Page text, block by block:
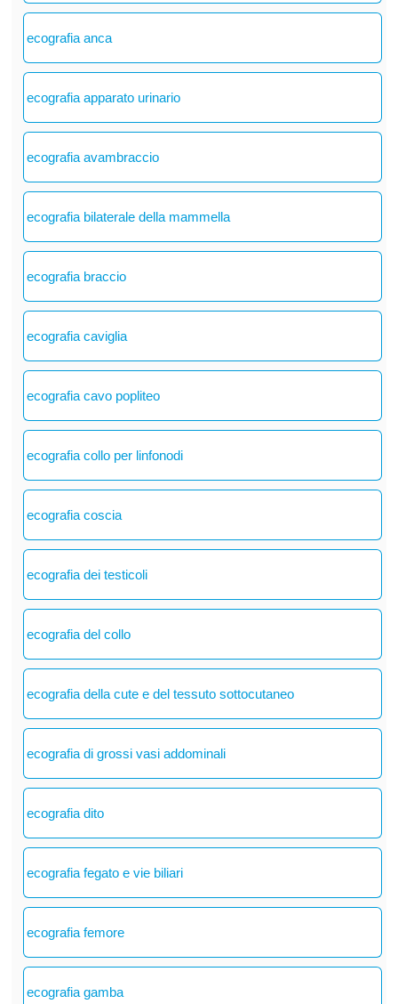
ecografia anca
ecografia apparato urinario
ecografia avambraccio
ecografia bilaterale della mammella
ecografia braccio
ecografia caviglia
ecografia cavo popliteo
ecografia collo per linfonodi
ecografia coscia
ecografia dei testicoli
ecografia del collo
ecografia della cute e del tessuto sottocutaneo
ecografia di grossi vasi addominali
ecografia dito
ecografia fegato e vie biliari
ecografia femore
ecografia gamba